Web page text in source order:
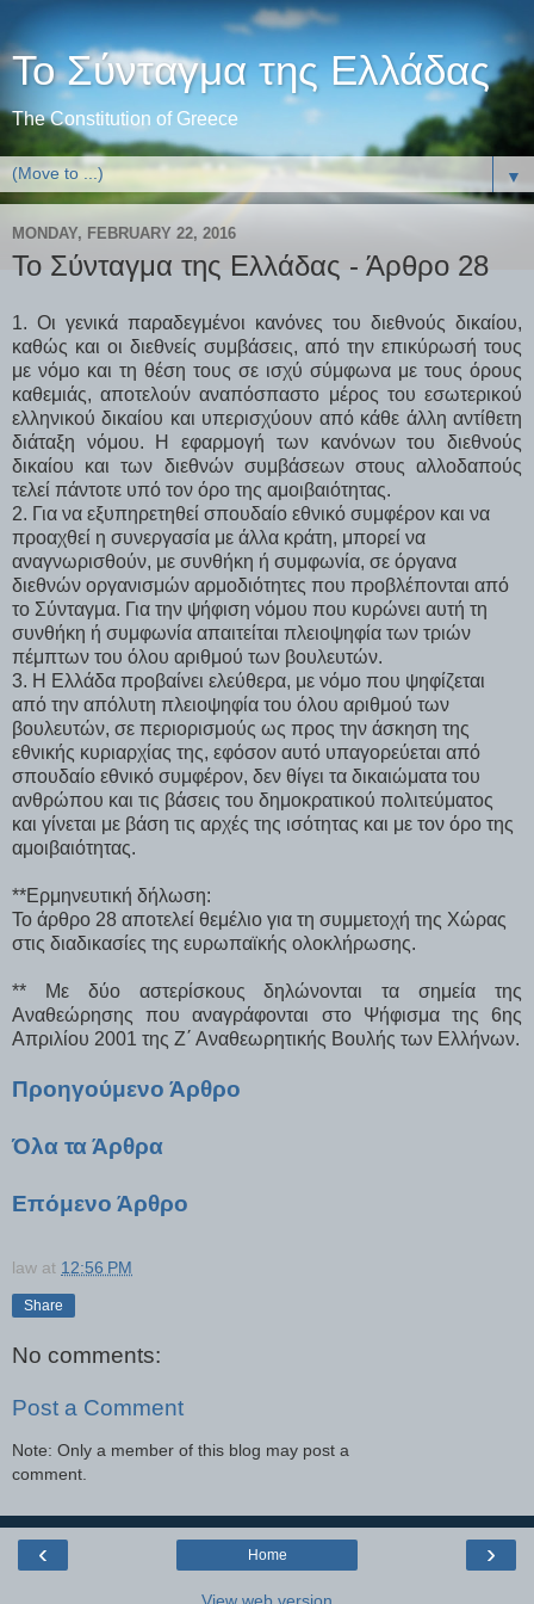
Το Σύνταγμα της Ελλάδας
The Constitution of Greece
▼
MONDAY, FEBRUARY 22, 2016
Το Σύνταγμα της Ελλάδας - Άρθρο 28
1. Οι γενικά παραδεγμένοι κανόνες του διεθνούς δικαίου,
καθώς και οι διεθνείς συμβάσεις, από την επικύρωσή τους
με νόμο και τη θέση τους σε ισχύ σύμφωνα με τους όρους
καθεμιάς, αποτελούν αναπόσπαστο μέρος του εσωτερικού
ελληνικού δικαίου και υπερισχύουν από κάθε άλλη αντίθετη
διάταξη νόμου. Η εφαρμογή των κανόνων του διεθνούς
δικαίου και των διεθνών συμβάσεων στους αλλοδαπούς
τελεί πάντοτε υπό τον όρο της αμοιβαιότητας.
2. Για να εξυπηρετηθεί σπουδαίο εθνικό συμφέρον και να
προαχθεί η συνεργασία με άλλα κράτη, μπορεί να
αναγνωρισθούν, με συνθήκη ή συμφωνία, σε όργανα
διεθνών οργανισμών αρμοδιότητες που προβλέπονται από
το Σύνταγμα. Για την ψήφιση νόμου που κυρώνει αυτή τη
συνθήκη ή συμφωνία απαιτείται πλειοψηφία των τριών
πέμπτων του όλου αριθμού των βουλευτών.
3. Η Ελλάδα προβαίνει ελεύθερα, με νόμο που ψηφίζεται
από την απόλυτη πλειοψηφία του όλου αριθμού των
βουλευτών, σε περιορισμούς ως προς την άσκηση της
εθνικής κυριαρχίας της, εφόσον αυτό υπαγορεύεται από
σπουδαίο εθνικό συμφέρον, δεν θίγει τα δικαιώματα του
ανθρώπου και τις βάσεις του δημοκρατικού πολιτεύματος
και γίνεται με βάση τις αρχές της ισότητας και με τον όρο της
αμοιβαιότητας.
**Ερμηνευτική δήλωση:
Το άρθρο 28 αποτελεί θεμέλιο για τη συμμετοχή της Χώρας
στις διαδικασίες της ευρωπαϊκής ολοκλήρωσης.
** Με δύο αστερίσκους δηλώνονται τα σημεία της
Αναθεώρησης που αναγράφονται στο Ψήφισμα της 6ης
Απριλίου 2001 της Ζ΄ Αναθεωρητικής Βουλής των Ελλήνων.
Προηγούμενο Άρθρο
Όλα τα Άρθρα
Επόμενο Άρθρο
law at 12:56 PM
Share
No comments:
Post a Comment
Note: Only a member of this blog may post a
comment.
‹ ›
Home